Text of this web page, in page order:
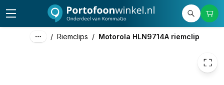
/ Riemclips / Motorola HLN9714A riemclip
7,50 excl. btw
9,08 incl. btw